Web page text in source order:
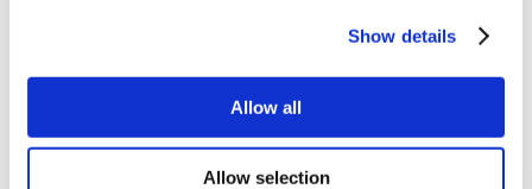
Show details
Allow all
Allow selection
Hungary Cliniche